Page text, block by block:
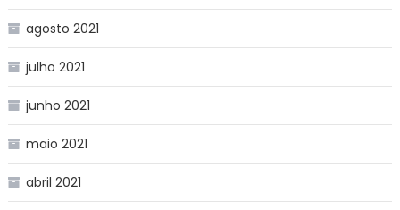
agosto 2021
julho 2021
junho 2021
maio 2021
abril 2021